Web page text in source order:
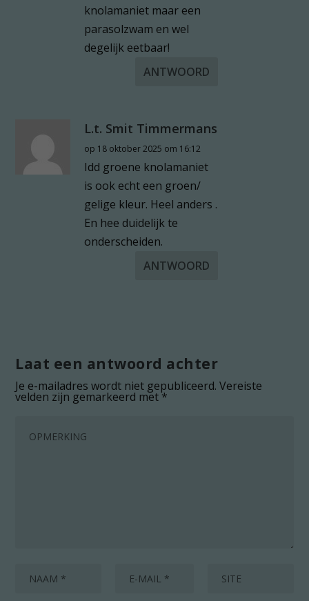
knolamaniet maar een
parasolzwam en wel
degelijk eetbaar!
ANTWOORD
L.t. Smit Timmermans
op 18 oktober 2025 om 16:12
Idd groene knolamaniet
is ook echt een groen/
gelige kleur. Heel anders .
En hee duidelijk te
onderscheiden.
ANTWOORD
Laat een antwoord achter
Je e-mailadres wordt niet gepubliceerd. Vereiste
velden zijn gemarkeerd met*